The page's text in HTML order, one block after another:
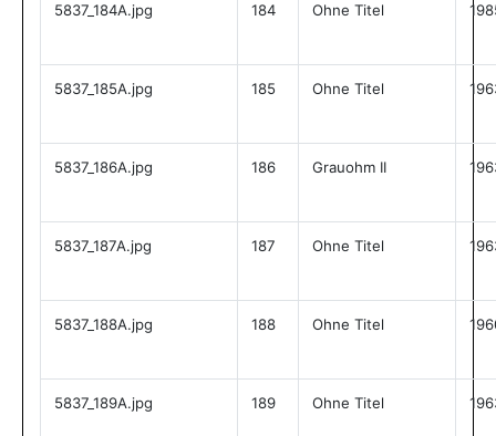
5837_184A.jpg 184 Ohne Titel
5837_185A.jpg 185 Ohne Titel
5837_186A.jpg 186 Grauohm II
5837_187A.jpg 187 Ohne Titel
5837_188A.jpg 188 Ohne Titel
5837_189A.jpg 189 Ohne Titel